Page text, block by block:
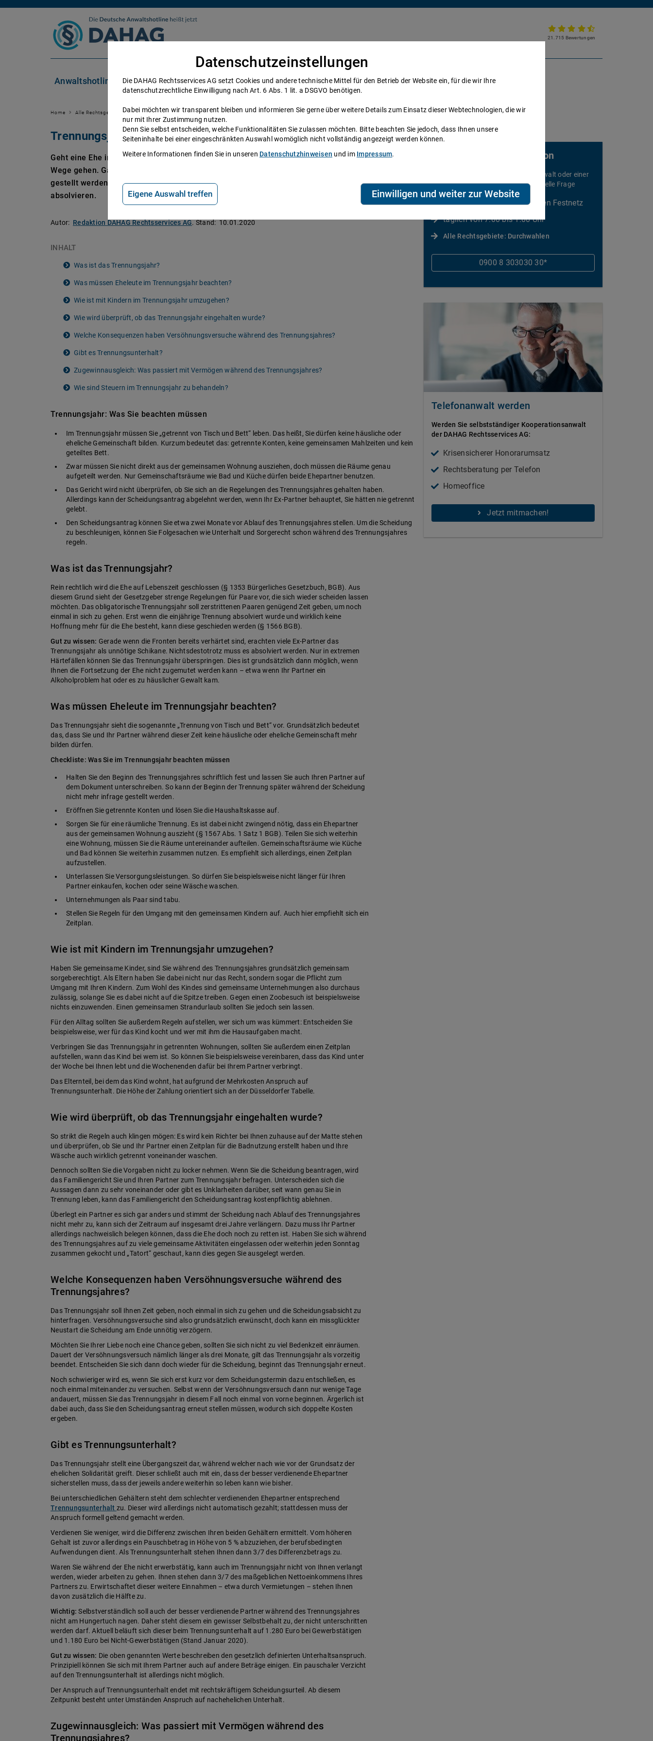
21.715 Bewertungen
Anwaltshotline Rechtsgebiete Über uns Anwälte Telefonanwalt werden Partnerkanzlei werden
Home Alle Rechtsgebiete Familienrecht Scheidung Trennungsjahr
Trennungsjahr: Infos, Ablauf, Rechtsberatung
Geht eine Ehe in die Brüche, wollen beide Partner möglichst schnell wieder getrennte
Wege gehen. Ganz so einfach ist das jedoch nicht: Bevor der Scheidungsantrag
gestellt werden kann, müssen Ehepaare zunächst das sogenannte Trennungsjahr
absolvieren.
Autor: Redaktion DAHAG Rechtsservices AG. Stand: 10.01.2020
INHALT
Was ist das Trennungsjahr?
Was müssen Eheleute im Trennungsjahr beachten?
Wie ist mit Kindern im Trennungsjahr umzugehen?
Wie wird überprüft, ob das Trennungsjahr eingehalten wurde?
Welche Konsequenzen haben Versöhnungsversuche während des Trennungsjahres?
Gibt es Trennungsunterhalt?
Zugewinnausgleich: Was passiert mit Vermögen während des Trennungsjahres?
Wie sind Steuern im Trennungsjahr zu behandeln?
Trennungsjahr: Was Sie beachten müssen
Im Trennungsjahr müssen Sie „getrennt von Tisch und Bett“ leben. Das heißt, Sie dürfen keine häusliche oder
eheliche Gemeinschaft bilden. Kurzum bedeutet das: getrennte Konten, keine gemeinsamen Mahlzeiten und kein
geteiltes Bett.
Zwar müssen Sie nicht direkt aus der gemeinsamen Wohnung ausziehen, doch müssen die Räume genau
aufgeteilt werden. Nur Gemeinschaftsräume wie Bad und Küche dürfen beide Ehepartner benutzen.
Das Gericht wird nicht überprüfen, ob Sie sich an die Regelungen des Trennungsjahres gehalten haben.
Allerdings kann der Scheidungsantrag abgelehnt werden, wenn Ihr Ex-Partner behauptet, Sie hätten nie getrennt
gelebt.
Den Scheidungsantrag können Sie etwa zwei Monate vor Ablauf des Trennungsjahres stellen. Um die Scheidung
zu beschleunigen, können Sie Folgesachen wie Unterhalt und Sorgerecht schon während des Trennungsjahres
regeln.
Was ist das Trennungsjahr?
Rein rechtlich wird die Ehe auf Lebenszeit geschlossen (§ 1353 Bürgerliches Gesetzbuch, BGB). Aus
diesem Grund sieht der Gesetzgeber strenge Regelungen für Paare vor, die sich wieder scheiden lassen
möchten. Das obligatorische Trennungsjahr soll zerstrittenen Paaren genügend Zeit geben, um noch
einmal in sich zu gehen. Erst wenn die einjährige Trennung absolviert wurde und wirklich keine
Hoffnung mehr für die Ehe besteht, kann diese geschieden werden (§ 1566 BGB).
Gut zu wissen: Gerade wenn die Fronten bereits verhärtet sind, erachten viele Ex-Partner das
Trennungsjahr als unnötige Schikane. Nichtsdestotrotz muss es absolviert werden. Nur in extremen
Härtefällen können Sie das Trennungsjahr überspringen. Dies ist grundsätzlich dann möglich, wenn
Ihnen die Fortsetzung der Ehe nicht zugemutet werden kann – etwa wenn Ihr Partner ein
Alkoholproblem hat oder es zu häuslicher Gewalt kam.
Was müssen Eheleute im Trennungsjahr beachten?
Das Trennungsjahr sieht die sogenannte „Trennung von Tisch und Bett“ vor. Grundsätzlich bedeutet
das, dass Sie und Ihr Partner während dieser Zeit keine häusliche oder eheliche Gemeinschaft mehr
bilden dürfen.
Checkliste: Was Sie im Trennungsjahr beachten müssen
Halten Sie den Beginn des Trennungsjahres schriftlich fest und lassen Sie auch Ihren Partner auf
dem Dokument unterschreiben. So kann der Beginn der Trennung später während der Scheidung
nicht mehr infrage gestellt werden.
Eröffnen Sie getrennte Konten und lösen Sie die Haushaltskasse auf.
Sorgen Sie für eine räumliche Trennung. Es ist dabei nicht zwingend nötig, dass ein Ehepartner
aus der gemeinsamen Wohnung auszieht (§ 1567 Abs. 1 Satz 1 BGB). Teilen Sie sich weiterhin
eine Wohnung, müssen Sie die Räume untereinander aufteilen. Gemeinschaftsräume wie Küche
und Bad können Sie weiterhin zusammen nutzen. Es empfiehlt sich allerdings, einen Zeitplan
aufzustellen.
Unterlassen Sie Versorgungsleistungen. So dürfen Sie beispielsweise nicht länger für Ihren
Partner einkaufen, kochen oder seine Wäsche waschen.
Unternehmungen als Paar sind tabu.
Stellen Sie Regeln für den Umgang mit den gemeinsamen Kindern auf. Auch hier empfiehlt sich ein
Zeitplan.
Wie ist mit Kindern im Trennungsjahr umzugehen?
Haben Sie gemeinsame Kinder, sind Sie während des Trennungsjahres grundsätzlich gemeinsam
sorgeberechtigt. Als Eltern haben Sie dabei nicht nur das Recht, sondern sogar die Pflicht zum
Umgang mit Ihren Kindern. Zum Wohl des Kindes sind gemeinsame Unternehmungen also durchaus
zulässig, solange Sie es dabei nicht auf die Spitze treiben. Gegen einen Zoobesuch ist beispielsweise
nichts einzuwenden. Einen gemeinsamen Strandurlaub sollten Sie jedoch sein lassen.
Für den Alltag sollten Sie außerdem Regeln aufstellen, wer sich um was kümmert: Entscheiden Sie
beispielsweise, wer für das Kind kocht und wer mit ihm die Hausaufgaben macht.
Verbringen Sie das Trennungsjahr in getrennten Wohnungen, sollten Sie außerdem einen Zeitplan
aufstellen, wann das Kind bei wem ist. So können Sie beispielsweise vereinbaren, dass das Kind unter
der Woche bei Ihnen lebt und die Wochenenden dafür bei Ihrem Partner verbringt.
Das Elternteil, bei dem das Kind wohnt, hat aufgrund der Mehrkosten Anspruch auf
Trennungsunterhalt. Die Höhe der Zahlung orientiert sich an der Düsseldorfer Tabelle.
Wie wird überprüft, ob das Trennungsjahr eingehalten wurde?
So strikt die Regeln auch klingen mögen: Es wird kein Richter bei Ihnen zuhause auf der Matte stehen
und überprüfen, ob Sie und Ihr Partner einen Zeitplan für die Badnutzung erstellt haben und Ihre
Wäsche auch wirklich getrennt voneinander waschen.
Dennoch sollten Sie die Vorgaben nicht zu locker nehmen. Wenn Sie die Scheidung beantragen, wird
das Familiengericht Sie und Ihren Partner zum Trennungsjahr befragen. Unterscheiden sich die
Aussagen dann zu sehr voneinander oder gibt es Unklarheiten darüber, seit wann genau Sie in
Trennung leben, kann das Familiengericht den Scheidungsantrag kostenpflichtig ablehnen.
Überlegt ein Partner es sich gar anders und stimmt der Scheidung nach Ablauf des Trennungsjahres
nicht mehr zu, kann sich der Zeitraum auf insgesamt drei Jahre verlängern. Dazu muss Ihr Partner
allerdings nachweislich belegen können, dass die Ehe doch noch zu retten ist. Haben Sie sich während
des Trennungsjahres auf zu viele gemeinsame Aktivitäten eingelassen oder weiterhin jeden Sonntag
zusammen gekocht und „Tatort“ geschaut, kann dies gegen Sie ausgelegt werden.
Welche Konsequenzen haben Versöhnungsversuche während des
Trennungsjahres?
Das Trennungsjahr soll Ihnen Zeit geben, noch einmal in sich zu gehen und die Scheidungsabsicht zu
hinterfragen. Versöhnungsversuche sind also grundsätzlich erwünscht, doch kann ein missglückter
Neustart die Scheidung am Ende unnötig verzögern.
Möchten Sie Ihrer Liebe noch eine Chance geben, sollten Sie sich nicht zu viel Bedenkzeit einräumen.
Dauert der Versöhnungsversuch nämlich länger als drei Monate, gilt das Trennungsjahr als vorzeitig
beendet. Entscheiden Sie sich dann doch wieder für die Scheidung, beginnt das Trennungsjahr erneut.
Noch schwieriger wird es, wenn Sie sich erst kurz vor dem Scheidungstermin dazu entschließen, es
noch einmal miteinander zu versuchen. Selbst wenn der Versöhnungsversuch dann nur wenige Tage
andauert, müssen Sie das Trennungsjahr in diesem Fall noch einmal von vorne beginnen. Ärgerlich ist
dabei auch, dass Sie den Scheidungsantrag erneut stellen müssen, wodurch sich doppelte Kosten
ergeben.
Gibt es Trennungsunterhalt?
Das Trennungsjahr stellt eine Übergangszeit dar, während welcher nach wie vor der Grundsatz der
ehelichen Solidarität greift. Dieser schließt auch mit ein, dass der besser verdienende Ehepartner
sicherstellen muss, dass der jeweils andere weiterhin so leben kann wie bisher.
Bei unterschiedlichen Gehältern steht dem schlechter verdienenden Ehepartner entsprechend
Trennungsunterhalt zu. Dieser wird allerdings nicht automatisch gezahlt; stattdessen muss der
Anspruch formell geltend gemacht werden.
Verdienen Sie weniger, wird die Differenz zwischen Ihren beiden Gehältern ermittelt. Vom höheren
Gehalt ist zuvor allerdings ein Pauschbetrag in Höhe von 5 % abzuziehen, der berufsbedingten
Aufwendungen dient. Als Trennungsunterhalt stehen Ihnen dann 3/7 des Differenzbetrags zu.
Waren Sie während der Ehe nicht erwerbstätig, kann auch im Trennungsjahr nicht von Ihnen verlangt
werden, wieder arbeiten zu gehen. Ihnen stehen dann 3/7 des maßgeblichen Nettoeinkommens Ihres
Partners zu. Erwirtschaftet dieser weitere Einnahmen – etwa durch Vermietungen – stehen Ihnen
davon zusätzlich die Hälfte zu.
Wichtig:Selbstverständlich soll auch der besser verdienende Partner während des Trennungsjahres
nicht am Hungertuch nagen. Daher steht diesem ein gewisser Selbstbehalt zu, der nicht unterschritten
werden darf. Aktuell beläuft sich dieser beim Trennungsunterhalt auf 1.280 Euro bei Gewerbstätigen
und 1.180 Euro bei Nicht-Gewerbstätigen (Stand Januar 2020).
Gut zu wissen: Die oben genannten Werte beschreiben den gesetzlich definierten Unterhaltsanspruch.
Prinzipiell können Sie sich mit Ihrem Partner auch auf andere Beträge einigen. Ein pauschaler Verzicht
auf den Trennungsunterhalt ist allerdings nicht möglich.
Der Anspruch auf Trennungsunterhalt endet mit rechtskräftigem Scheidungsurteil. Ab diesem
Zeitpunkt besteht unter Umständen Anspruch auf nachehelichen Unterhalt.
Zugewinnausgleich: Was passiert mit Vermögen während des
Trennungsjahres?
Rechtsberatung am Telefon
Telefonieren Sie sofort mit einem Anwalt oder einer
Anwältin und stellen Sie Ihre individuelle Frage
2,99€/Min aus dem deutschen Festnetz
täglich von 7.00 bis 1.00 Uhr
Alle Rechtsgebiete: Durchwahlen
0900 8 303030 30*
Telefonanwalt werden
Werden Sie selbstständiger Kooperationsanwalt
der DAHAG Rechtsservices AG:
Krisensicherer Honorarumsatz
Rechtsberatung per Telefon
Homeoffice
Jetzt mitmachen!
Datenschutzeinstellungen
Die DAHAG Rechtsservices AG setzt Cookies und andere technische Mittel für den Betrieb der Website ein, für die wir Ihre
datenschutzrechtliche Einwilligung nach Art. 6 Abs. 1 lit. a DSGVO benötigen.
Dabei möchten wir transparent bleiben und informieren Sie gerne über weitere Details zum Einsatz dieser Webtechnologien, die wir
nur mit Ihrer Zustimmung nutzen.
Denn Sie selbst entscheiden, welche Funktionalitäten Sie zulassen möchten. Bitte beachten Sie jedoch, dass Ihnen unsere
Seiteninhalte bei einer eingeschränkten Auswahl womöglich nicht vollständig angezeigt werden können.
Weitere Informationen finden Sie in unseren Datenschutzhinweisen und im Impressum.
Eigene Auswahl treffen Einwilligen und weiter zur Website